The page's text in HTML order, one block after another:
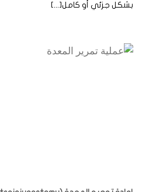
جزئي أو كامل[...]